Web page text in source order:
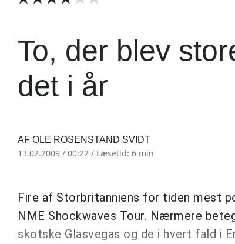
To, der blev
det i år
AF OLE ROSENSTAND SVIDT
13.02.2009 / 00:22 / Læsetid: 6 min
Fire af Storbritanniens for tiden mest
NME Shockwaves Tour. Nærmere
skotske Glasvegas og de i hvert fald i